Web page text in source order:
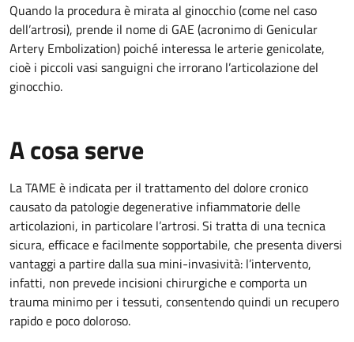
Quando la procedura è mirata al ginocchio (come nel caso
dell’artrosi), prende il nome di GAE (acronimo di Genicular
Artery Embolization) poiché interessa le arterie genicolate,
cioè i piccoli vasi sanguigni che irrorano l’articolazione del
ginocchio.
A cosa serve
La TAME è indicata per il trattamento del dolore cronico
causato da patologie degenerative infiammatorie delle
articolazioni, in particolare l’artrosi. Si tratta di una tecnica
sicura, efficace e facilmente sopportabile, che presenta diversi
vantaggi a partire dalla sua mini-invasività: l’intervento,
infatti, non prevede incisioni chirurgiche e comporta un
trauma minimo per i tessuti, consentendo quindi un recupero
rapido e poco doloroso.